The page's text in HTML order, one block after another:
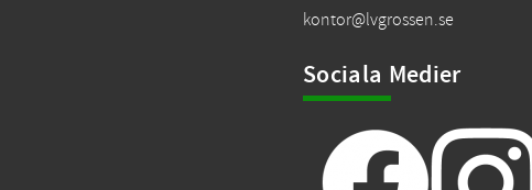
kontor@lvgrossen.se
Sociala Medier